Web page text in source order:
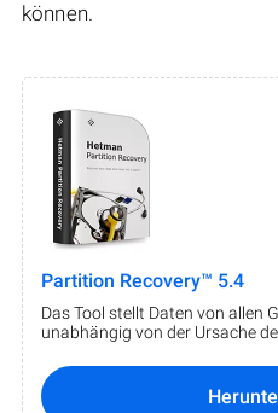
können.
Partition Recovery™ 5.4
Das Tool stellt Daten von allen
unabhängig von der Ursache